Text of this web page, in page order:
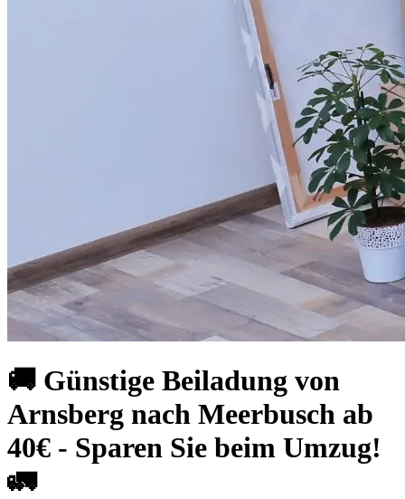
🚚 Günstige Beiladung von
Arnsberg nach Meerbusch ab
40€ - Sparen Sie beim Umzug!
🚛